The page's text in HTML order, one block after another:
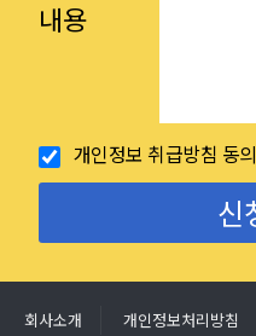
내용
개인정보 취급방침 동의
회사소개 개인정보처리방침